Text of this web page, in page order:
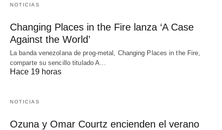
NOTICIAS
Changing Places in the Fire lanza ‘A Case
Against the World’
La banda venezolana de prog-metal, Changing Places in the Fire,
comparte su sencillo titulado A…
Hace 19 horas
NOTICIAS
Ozuna y Omar Courtz encienden el verano